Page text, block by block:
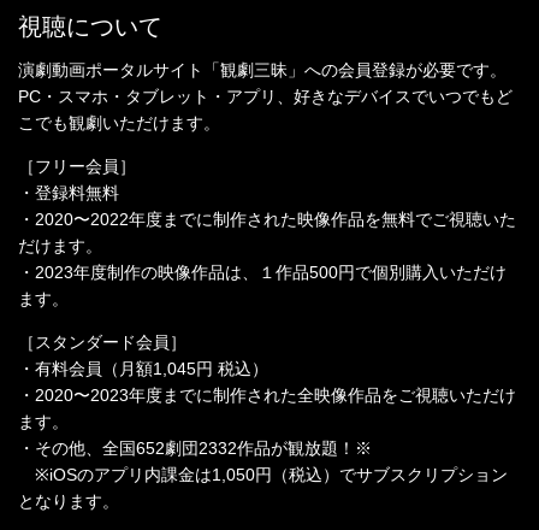
視聴について
演劇動画ポータルサイト「観劇三昧」への会員登録が必要です。
PC・スマホ・タブレット・アプリ、好きなデバイスでいつでもど
こでも観劇いただけます。
［フリー会員］
・登録料無料
・2020〜2022年度までに制作された映像作品を無料でご視聴いた
だけます。
・2023年度制作の映像作品は、１作品500円で個別購入いただけ
ます。
［スタンダード会員］
・有料会員（月額1,045円 税込）
・2020〜2023年度までに制作された全映像作品をご視聴いただけ
ます。
・その他、全国652劇団2332作品が観放題！※
※iOSのアプリ内課金は1,050円（税込）でサブスクリプション
となります。